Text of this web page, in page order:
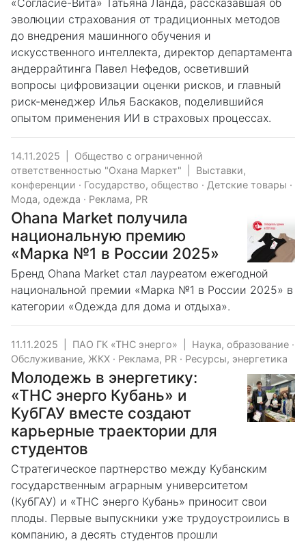
«Согласие-Вита» Татьяна Ланда, рассказавшая об
эволюции страхования от традиционных методов
до внедрения машинного обучения и
искусственного интеллекта, директор департамента
андеррайтинга Павел Нефедов, осветивший
вопросы цифровизации оценки рисков, и главный
риск-менеджер Илья Баскаков, поделившийся
опытом применения ИИ в страховых процессах.
14.11.2025
Общество с ограниченной
ответственностью "Охана Маркет"
Выставки,
конференции · Государство, общество · Детские товары ·
Мода, одежда · Реклама, PR
Ohana Market получила
национальную премию
«Марка №1 в России 2025»
Бренд Ohana Market стал лауреатом ежегодной
национальной премии «Марка №1 в России 2025» в
категории «Одежда для дома и отдыха».
11.11.2025 ПАО ГК «ТНС энерго» Наука, образование ·
Обслуживание, ЖКХ · Реклама, PR · Ресурсы, энергетика
Молодежь в энергетику:
«ТНС энерго Кубань» и
КубГАУ вместе создают
карьерные траектории для
студентов
Стратегическое партнерство между Кубанским
государственным аграрным университетом
(КубГАУ) и «ТНС энерго Кубань» приносит свои
плоды. Первые выпускники уже трудоустроились в
компанию, а десять студентов прошли